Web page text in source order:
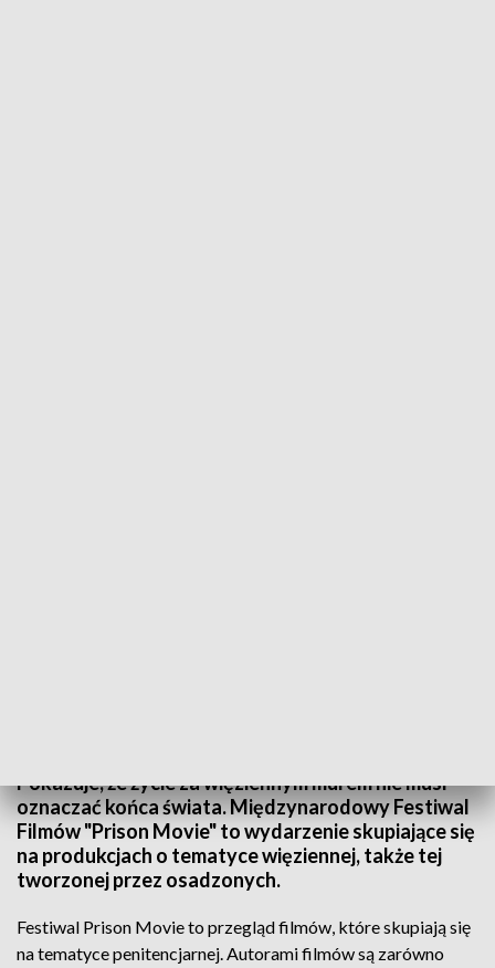
Pokazuje, że życie za więziennym murem nie musi
oznaczać końca świata. Międzynarodowy Festiwal
Filmów "Prison Movie" to wydarzenie skupiające się
na produkcjach o tematyce więziennej, także tej
tworzonej przez osadzonych.
Festiwal Prison Movie to przegląd filmów, które skupiają się
na tematyce penitencjarnej. Autorami filmów są zarówno